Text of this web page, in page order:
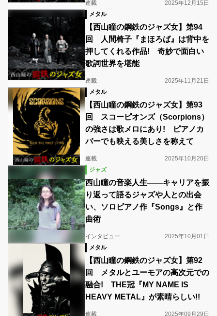
連載
2025年12月15日
メタル
【西山瞳の鋼鉄のジャズ女】第94
回 人間椅子『まほろば』は背中を
押してくれる作品! 奇妙で面白い
歌詞世界を堪能
連載
2025年11月21日
メタル
【西山瞳の鋼鉄のジャズ女】第93
回 スコーピオンズ（Scorpions）
の強さは歌メロにあり! ピアノカ
バーでも映える美しさを称えて
連載
2025年10月20日
ジャズ
西山瞳の音楽人生――キャリアを振
り返って語るジャズや人との出会
い、ソロピアノ作『Songs』と作
曲術
インタビュー
2025年10月01日
メタル
【西山瞳の鋼鉄のジャズ女】第92
回 メタルとユーモアの高次元での
融合! THE冠『MY NAME IS
HEAVY METAL』が素晴らしい!!
連載 2025年09月29日